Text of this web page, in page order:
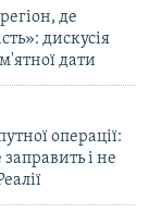
де
дискусія
дати
операції:
і не